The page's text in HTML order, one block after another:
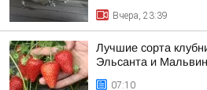
Вчера, 23:39
Лучшие сорта
Эльсанта и
07:10